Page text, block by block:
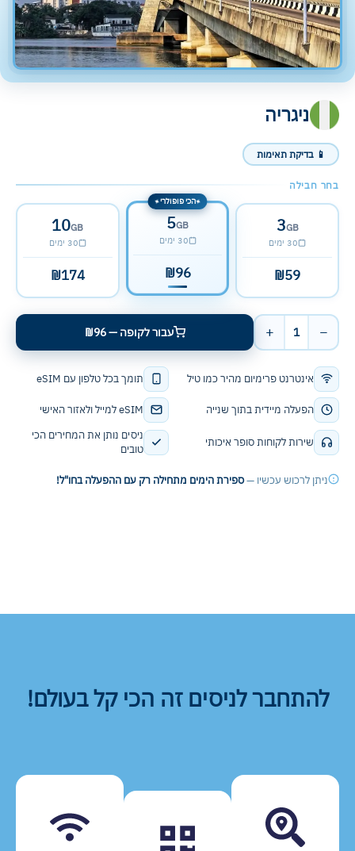
ניגריה
אינטרנט פרימיום מהיר כמו טיל תומך בכל טלפון עם eSIM
הפעלה מיידית בתוך שנייה eSIM למייל ולאזור האישי
שירות לקוחות סופר איכותי
ניסים נותן את המחירים הכי
טובים
ניתן לרכוש עכשיו —ספירת הימים מתחילה רק עם ההפעלה בחו"ל!
📱 בדיקת תאימות
בחר חבילה
3GB
30 ימים
₪59
✦הכי פופולרי✦
5GB
30 ימים
₪96
10GB
30 ימים
₪174
−
1
+ עבור לקופה — ₪96
להתחבר לניסים זה הכי קל בעולם!